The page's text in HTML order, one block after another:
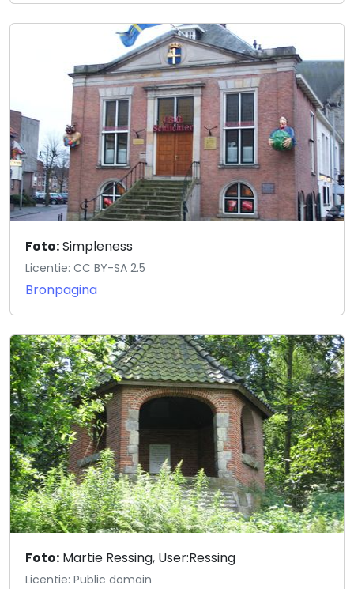
Foto:Simpleness
Licentie: CC BY-SA 2.5
Bronpagina
Foto: Martie Ressing, User:Ressing
Licentie: Public domain